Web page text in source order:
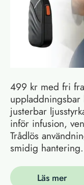
499 kr med fri
uppladdningsbar
justerbar
inför infusion,
Trådlös
smidig hantering.
Läs mer